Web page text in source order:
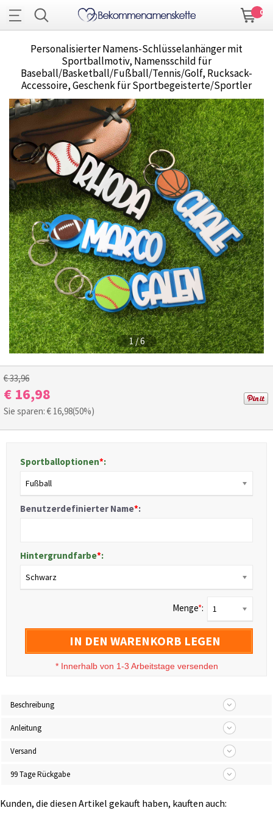
0
Personalisierter Namens-Schlüsselanhänger mit
Sportballmotiv, Namensschild für
Baseball/Basketball/Fußball/Tennis/Golf, Rucksack-
Accessoire, Geschenk für Sportbegeisterte/Sportler
1/6
€ 33,96
€ 16,98
Sie sparen: € 16,98(50%)
Sportballoptionen*:
Fußball
Benutzerdefinierter Name*:
Hintergrundfarbe*:
Schwarz
Menge*: 1
IN DEN WARENKORB LEGEN
* Innerhalb von 1-3 Arbeitstage versenden
Beschreibung
Anleitung
Versand
99 Tage Rückgabe
Kunden, die diesen Artikel gekauft haben, kauften auch: